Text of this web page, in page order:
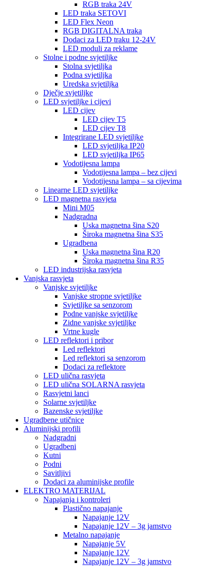
RGB traka 24V
LED traka SETOVI
LED Flex Neon
RGB DIGITALNA traka
Dodaci za LED traku 12-24V
LED moduli za reklame
Stolne i podne svjetiljke
Stolna svjetiljka
Podna svjetiljka
Uredska svjetiljka
Dječje svjetiljke
LED svjetiljke i cijevi
LED cijev
LED cijev T5
LED cijev T8
Integrirane LED svjetiljke
LED svjetiljka IP20
LED svjetiljka IP65
Vodotijesna lampa
Vodotijesna lampa – bez cijevi
Vodotijesna lampa – sa cijevima
Linearne LED svjetiljke
LED magnetna rasvjeta
Mini M05
Nadgradna
Uska magnetna šina S20
Široka magnetna šina S35
Ugradbena
Uska magnetna šina R20
Široka magnetna šina R35
LED industrijska rasvjeta
Vanjska rasvjeta
Vanjske svjetiljke
Vanjske stropne svjetiljke
Svjetiljke sa senzorom
Podne vanjske svjetiljke
Zidne vanjske svjetiljke
Vrtne kugle
LED reflektori i pribor
Led reflektori
Led reflektori sa senzorom
Dodaci za reflektore
LED ulična rasvjeta
LED ulična SOLARNA rasvjeta
Rasvjetni lanci
Solarne svjetiljke
Bazenske svjetiljke
Ugradbene utičnice
Aluminijski profili
Nadgradni
Ugradbeni
Kutni
Podni
Savitljivi
Dodaci za aluminijske profile
ELEKTRO MATERIJAL
Napajanja i kontroleri
Plastično napajanje
Napajanje 12V
Napajanje 12V – 3g jamstvo
Metalno napajanje
Napajanje 5V
Napajanje 12V
Napajanje 12V – 3g jamstvo